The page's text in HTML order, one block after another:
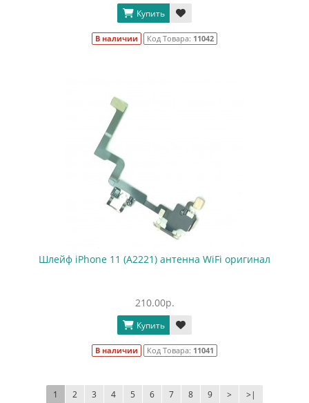
Купить
В наличии Код Товара: 11042
Шлейф iPhone 11 (A2221) антенна WiFi оригинал
210.00р.
Купить
В наличии Код Товара: 11041
1 2 3 4 5 6 7 8 9 > >|